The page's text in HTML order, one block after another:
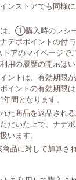
ンストアでも同様
は、①購入時のレ
デポポイントの付
アのマイページで
用の履歴の開示はい
ントは、有効期限
イントの有効期限
間となります。
た商品を返品され
だいた上で、ナデ
います。
商品に対して加算さ